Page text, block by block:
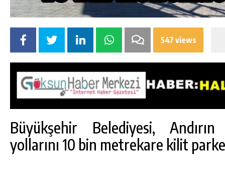
547 views
Büyükşehir Belediyesi,
yollarını 10 bin metrekare kilit